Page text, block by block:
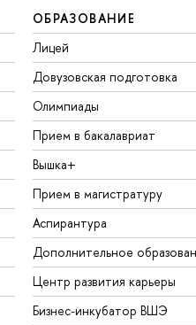
ОБРАЗОВАНИЕ
Лицей
Довузовская подготовка
Олимпиады
Прием в бакалавриат
Вышка+
Прием в магистратуру
Аспирантура
Дополнительное
Центр развития карьеры
Бизнес-инкубатор ВШЭ